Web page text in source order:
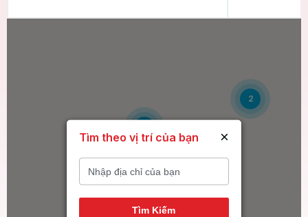
14
2
Tìm theo vị trí của bạn ×
Tìm Kiếm